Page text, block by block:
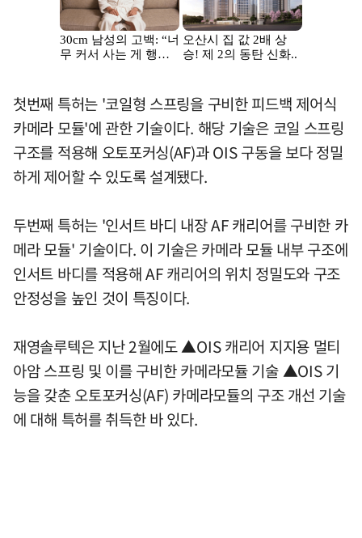
첫번째 특허는 '코일형 스프링을 구비한 피드백 제어식
카메라 모듈'에 관한 기술이다. 해당 기술은 코일 스프링
구조를 적용해 오토포커싱(AF)과 OIS 구동을 보다 정밀
하게 제어할 수 있도록 설계됐다.
두번째 특허는 '인서트 바디 내장 AF 캐리어를 구비한 카
메라 모듈' 기술이다. 이 기술은 카메라 모듈 내부 구조에
인서트 바디를 적용해 AF 캐리어의 위치 정밀도와 구조
안정성을 높인 것이 특징이다.
재영솔루텍은 지난 2월에도 ▲OIS 캐리어 지지용 멀티
아암 스프링 및 이를 구비한 카메라모듈 기술 ▲OIS 기
능을 갖춘 오토포커싱(AF) 카메라모듈의 구조 개선 기술
에 대해 특허를 취득한 바 있다.